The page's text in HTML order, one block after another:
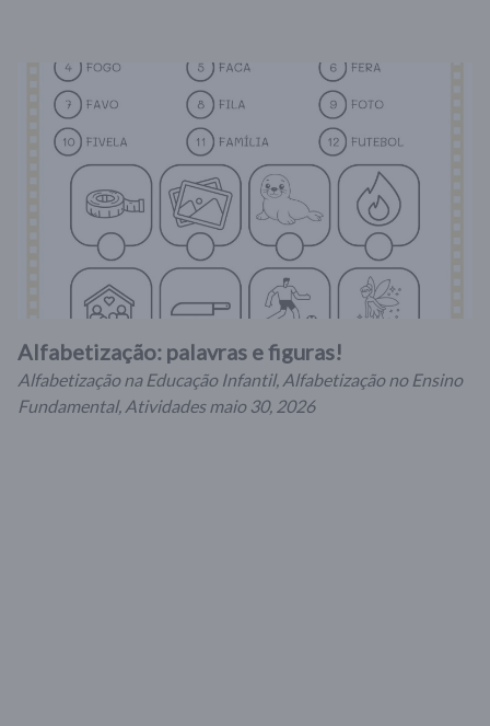
Alfabetização: palavras e figuras!
Alfabetização na Educação Infantil, Alfabetização no Ensino
Fundamental, Atividades maio 30, 2026